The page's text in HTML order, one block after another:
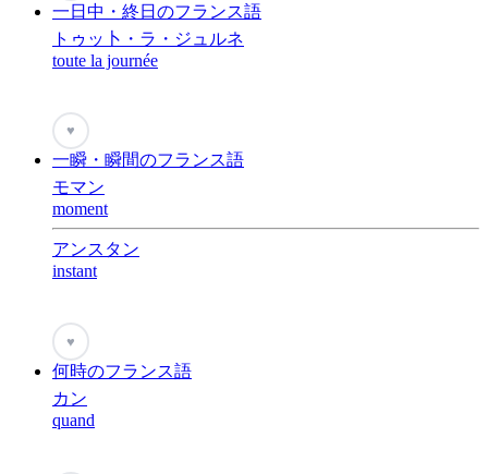
一日中・終日のフランス語
トゥッ卜・ラ・ジュルネ
toute la journée
♥
一瞬・瞬間のフランス語
モマン
moment
アンスタン
instant
♥
何時のフランス語
カン
quand